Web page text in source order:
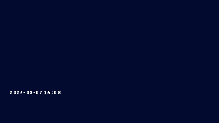
2026-03-07 16:08